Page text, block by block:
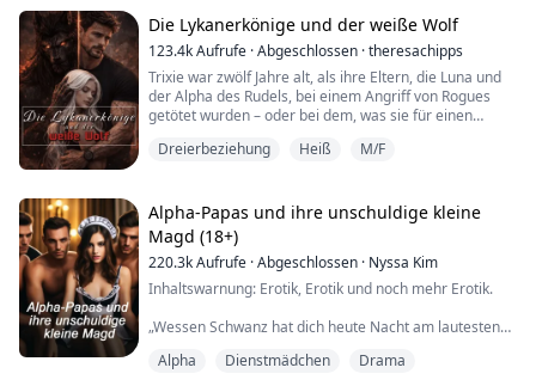
Generation von Kriegern ist herangewachsen,
beschirmt vom Schutz ihrer mächtigen Herrscher.
Cassian und Atlas,...
Die Lykanerkönige und der weiße Wolf
123.4kAufrufe ·Abgeschlossen ·theresachipps
Trixie war zwölf Jahre alt, als ihre Eltern, die Luna und
der Alpha des Rudels, bei einem Angriff von Rogues
getötet wurden – oder bei dem, was sie für einen
Erbin, hätte sie als Nächste den Platz des Alphas
Fünf Jahre lang schon misshandelten ihr Onkel u...
Dreierbeziehung Heiß M/F
Alpha-Papas und ihre unschuldige kleine
Magd (18+)
220.3kAufrufe ·Abgeschlossen · Nyssa Kim
Inhaltswarnung: Erotik, Erotik und noch mehr Erotik.
„Wessen Schwanz hat dich heute Nacht am lautesten
Knurren, als er meinen Kiefer packte und meinen Mund
Alpha Dienstmädchen Drama